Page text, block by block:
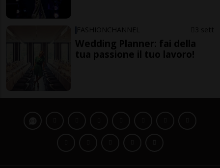
FASHIONCHANNEL 3 sett
Wedding Planner: fai della
tua passione il tuo lavoro!